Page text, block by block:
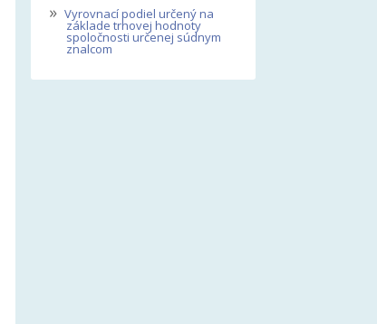
» Vyrovnací podiel určený na
základe trhovej hodnoty
spoločnosti určenej súdnym
znalcom